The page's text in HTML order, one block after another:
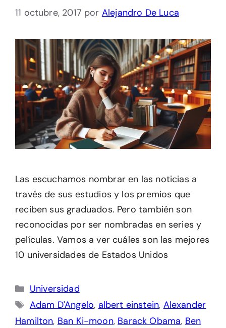
11 octubre, 2017 por Alejandro De Luca
Las escuchamos nombrar en las noticias a
través de sus estudios y los premios que
reciben sus graduados. Pero también son
reconocidas por ser nombradas en series y
películas. Vamos a ver cuáles son las mejores
10 universidades de Estados Unidos
Categorías
Universidad
Etiquetas
Adam D'Angelo, albert einstein, Alexander
Hamilton, Ban Ki-moon, Barack Obama, Ben